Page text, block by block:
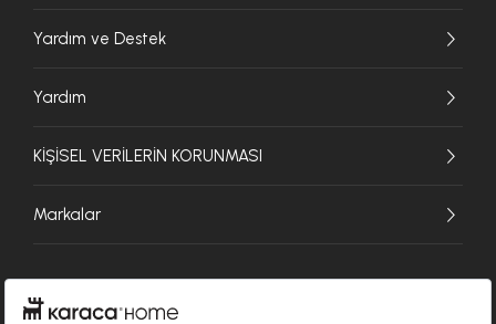
Yardım ve Destek
Yardım
KİŞİSEL VERİLERİN KORUNMASI
Markalar